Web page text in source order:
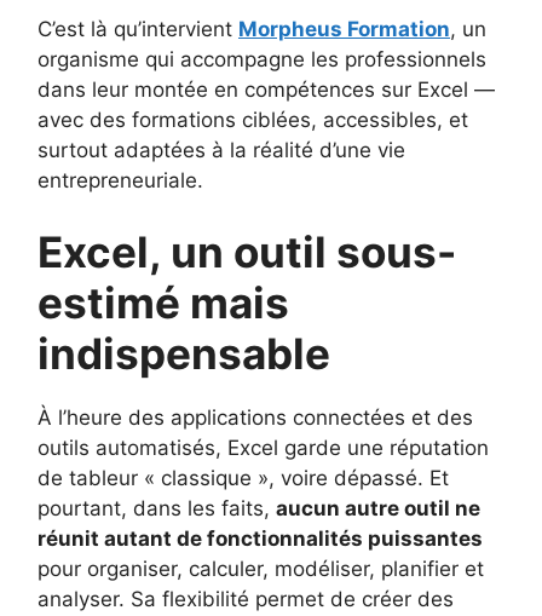
C’est là qu’intervient Morpheus Formation, un
organisme qui accompagne les professionnels
dans leur montée en compétences sur Excel —
avec des formations ciblées, accessibles, et
surtout adaptées à la réalité d’une vie
entrepreneuriale.
Excel, un outil sous-
estimé mais
indispensable
À l’heure des applications connectées et des
outils automatisés, Excel garde une réputation
de tableur « classique », voire dépassé. Et
pourtant, dans les faits, aucun autre outil ne
réunit autant de fonctionnalités puissantes
pour organiser, calculer, modéliser, planifier et
analyser. Sa flexibilité permet de créer des